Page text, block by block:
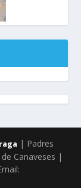
| Padres
Canaveses |